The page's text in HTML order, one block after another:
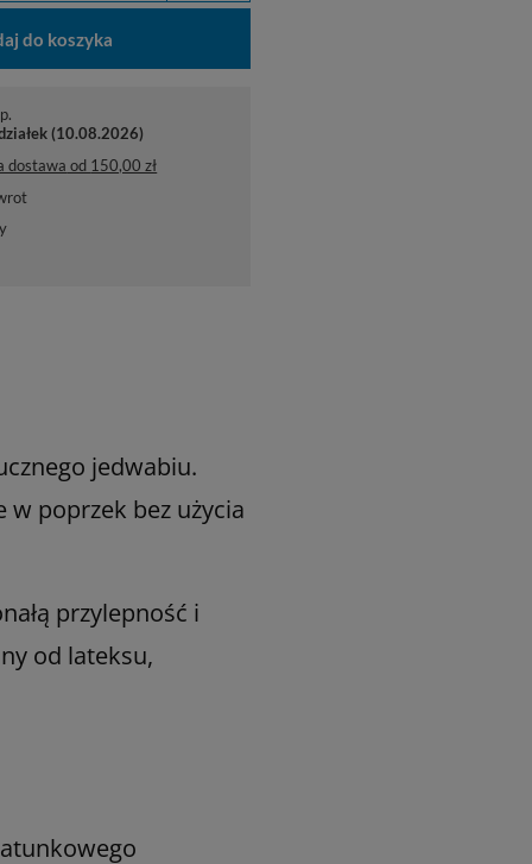
do koszyka
(10.08.2026)
dostawa od 150,00 zł
jedwabiu.
w poprzek bez użycia
przylepność i
od lateksu,